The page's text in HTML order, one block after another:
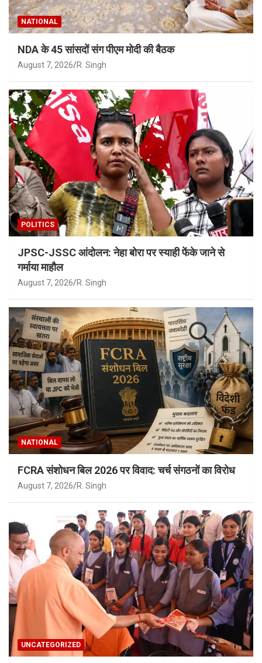
NATIONAL
NDA के 45 सांसदों संग पीएम मोदी की बैठक
August 7, 2026 R. Singh
POLITICS
JPSC-JSSC आंदोलन: नेहा बोरा पर स्याही फेंके जाने से
गर्माया माहौल
August 7, 2026 R. Singh
NATIONAL
FCRA संशोधन बिल 2026 पर विवाद: चर्च संगठनों का विरोध
August 7, 2026 R. Singh
UNCATEGORIZED